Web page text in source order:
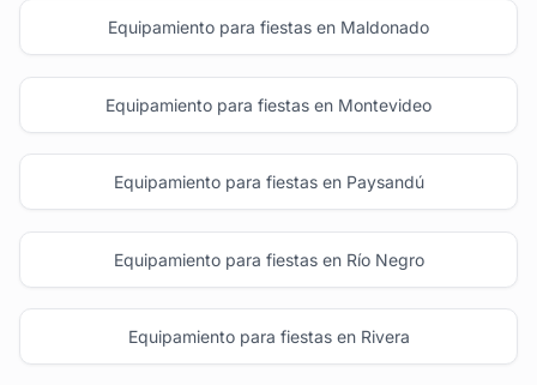
Equipamiento para fiestas en Maldonado
Equipamiento para fiestas en Montevideo
Equipamiento para fiestas en Paysandú
Equipamiento para fiestas en Río Negro
Equipamiento para fiestas en Rivera